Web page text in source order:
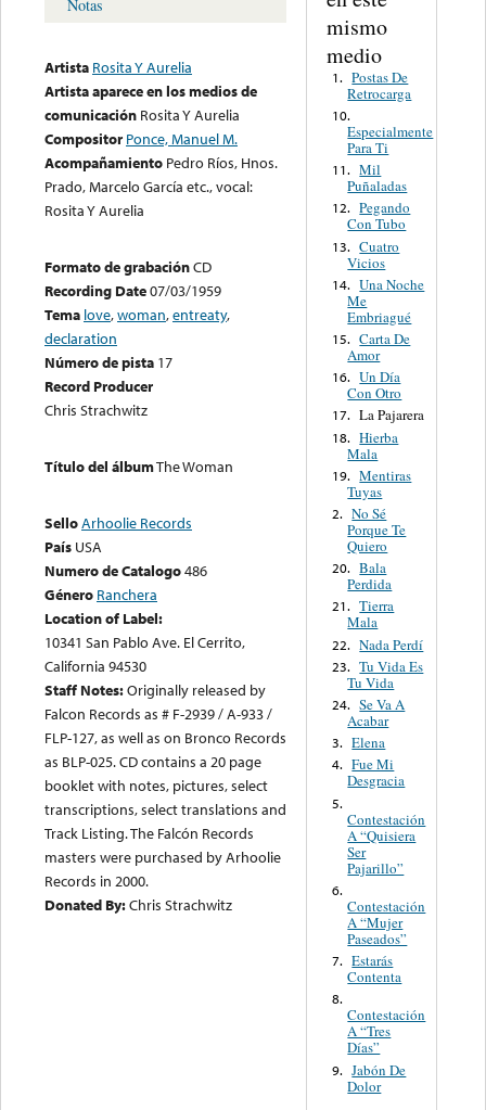
Notas
Artista Rosita Y Aurelia
Artista aparece en los medios de
comunicación Rosita Y Aurelia
Compositor Ponce, Manuel M.
Acompañamiento Pedro Ríos, Hnos.
Prado, Marcelo García etc., vocal:
Rosita Y Aurelia
Formato de grabaciónCD
Recording Date07/03/1959
Tema love,woman,entreaty,
declaration
Número de pista 17
Record Producer
Chris Strachwitz
Título del álbumThe Woman
SelloArhoolie Records
País USA
Numero de Catalogo486
Género Ranchera
Location of Label:
10341 San Pablo Ave. El Cerrito,
California 94530
Staff Notes:Originally released by
Falcon Records as # F-2939 / A-933 /
FLP-127, as well as on Bronco Records
as BLP-025. CD contains a 20 page
booklet with notes, pictures, select
transcriptions, select translations and
Track Listing. The Falcón Records
masters were purchased by Arhoolie
Records in 2000.
Donated By:Chris Strachwitz
mismo
medio
1. Postas De
Retrocarga
10.
Especialmente
Para Ti
11. Mil
Puñaladas
12. Pegando
Con Tubo
13. Cuatro
Vicios
14. Una Noche
Me
Embriagué
15. Carta De
Amor
16. Un Día
Con Otro
17. La Pajarera
18. Hierba
Mala
19. Mentiras
Tuyas
2. No Sé
Porque Te
Quiero
20. Bala
Perdida
21. Tierra
Mala
22. Nada Perdí
23. Tu Vida Es
Tu Vida
24. Se Va A
Acabar
3. Elena
4. Fue Mi
Desgracia
5.
Contestación
A “Quisiera
Ser
Pajarillo”
6.
Contestación
A “Mujer
Paseados”
7. Estarás
Contenta
8.
Contestación
A “Tres
Días”
9. Jabón De
Dolor